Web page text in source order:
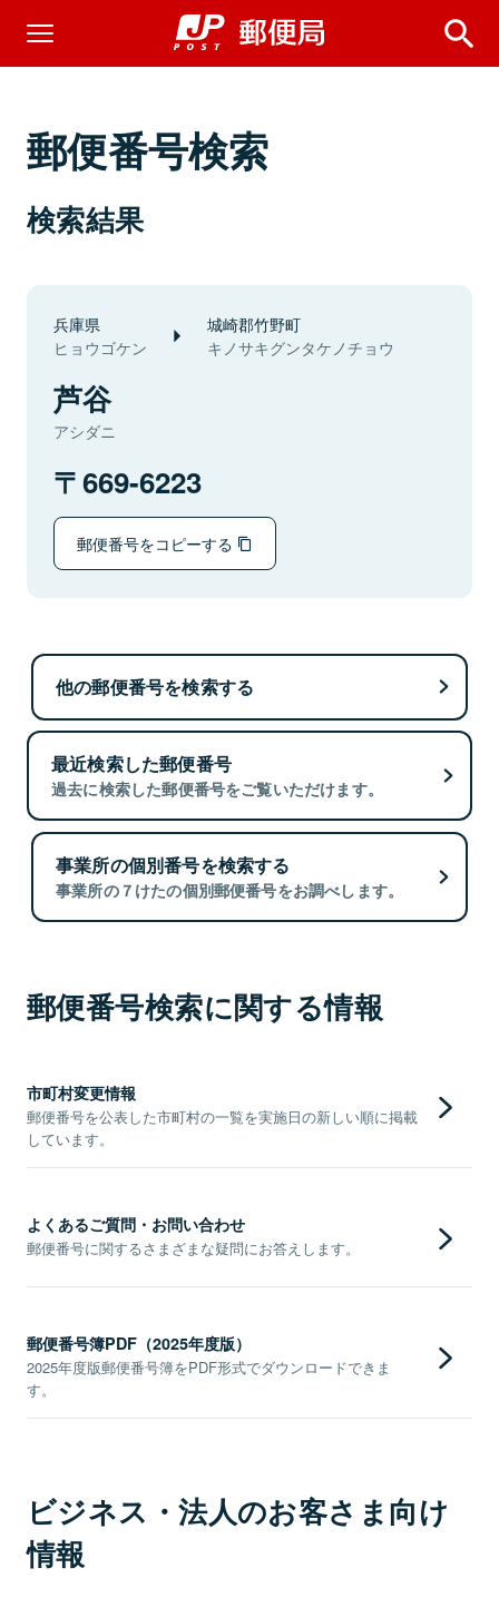
郵便番号検索
検索結果
兵庫県
ヒョウゴケン
城崎郡竹野町
キノサキグンタケノチョウ
芦谷
アシダニ
669-6223
郵便番号をコピーする
他の郵便番号を検索する
最近検索した郵便番号
過去に検索した郵便番号をご覧いただけます。
事業所の個別番号を検索する
事業所の７けたの個別郵便番号をお調べします。
郵便番号検索に関する情報
市町村変更情報
郵便番号を公表した市町村の一覧を実施日の新しい順に掲載
しています。
よくあるご質問・お問い合わせ
郵便番号に関するさまざまな疑問にお答えします。
郵便番号簿PDF（2025年度版）
2025年度版郵便番号簿をPDF形式でダウンロードできま
す。
ビジネス・法人のお客さま向け
情報